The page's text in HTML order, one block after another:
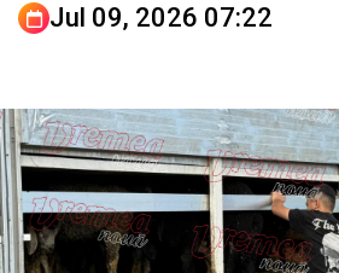
Jul 09, 2026 07:22